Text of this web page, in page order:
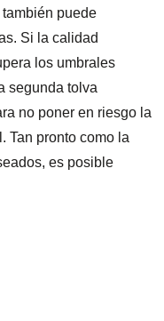
puede
Si la calidad
los umbrales
segunda tolva
no poner en riesgo la
Tan pronto como la
es posible